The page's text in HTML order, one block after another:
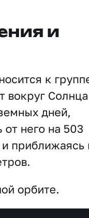
и
к
вокруг Солнца
дней,
него на 503
приближаясь
орбите.